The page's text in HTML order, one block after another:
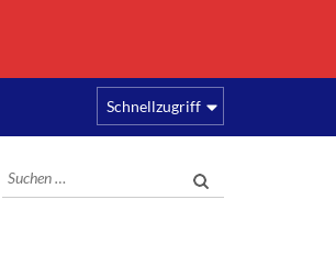
Schnellzugriff
Suchen
nach: